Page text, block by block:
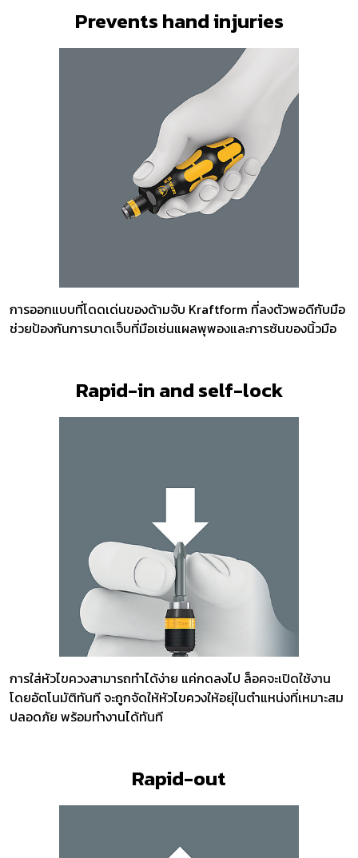
Prevents hand injuries
การออกแบบที่โดดเด่นของด้ามจับ Kraftform ที่ลงตัวพอดีกับมือ
ช่วยป้องกันการบาดเจ็บที่มือเช่นแผลพุพองและการซ้นของนิ้วมือ
Rapid-in and self-lock
การใส่หัวไขควงสามารถทำได้ง่าย แค่กดลงไป ล็อคจะเปิดใช้งาน
โดยอัตโนมัติทันที จะถูกจัดให้หัวไขควงให้อยุ่ในตำแหน่งที่เหมาะสม
ปลอดภัย พร้อมทำงานได้ทันที
Rapid-out